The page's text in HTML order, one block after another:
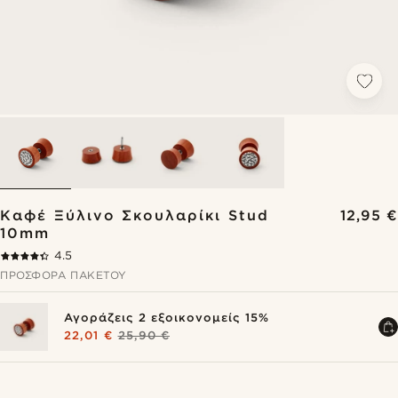
Καφέ Ξύλινο Σκουλαρίκι Stud
10mm
12,95 €
4.5
ΠΡΟΣΦΟΡΆ ΠΑΚΈΤΟΥ
Αγοράζεις 2 εξοικονομείς 15%
22,01 € 25,90 €